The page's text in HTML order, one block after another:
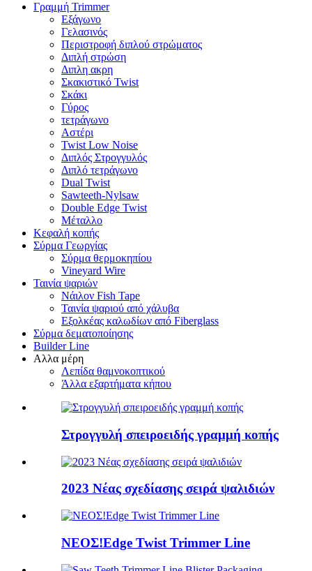
Γραμμή Trimmer
Εξάγωνο
Γελασινός
Περιστροφή διπλού στρώματος
Διπλή στρώση
Διπλη ακρη
Σκακιστικό Twist
Σκάκι
Γύρος
τετράγωνο
Αστέρι
Twist Low Noise
Διπλός Στρογγυλός
Διπλό τετράγωνο
Dual Twist
Sawteeth-Nylsaw
Double Edge Twist
Μέταλλο
Κεφαλή κοπής
Σύρμα Γεωργίας
Σύρμα θερμοκηπίου
Vineyard Wire
Ταινία ψαριών
Νάιλον Fish Tape
Ταινία ψαριού από χάλυβα
Εξολκέας καλωδίων από Fiberglass
Σύρμα δεματοποίησης
Builder Line
Αλλα μέρη
Λεπίδα θαμνοκοπτικού
Άλλα εξαρτήματα κήπου
Στρογγυλή σπειροειδής γραμμή κοπής
2023 Νέας σχεδίασης σειρά ψαλιδιών
ΝΕΟΣ!Edge Twist Trimmer Line